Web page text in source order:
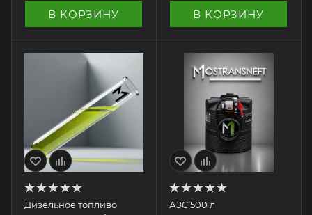
В КОРЗИНУ В КОРЗИНУ
Дизельное топливо
АЗС 500 л